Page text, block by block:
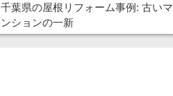
千葉県の屋根リフォーム事例: 古いマ
ンションの一新